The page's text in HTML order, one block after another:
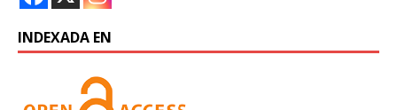
INDEXADA EN